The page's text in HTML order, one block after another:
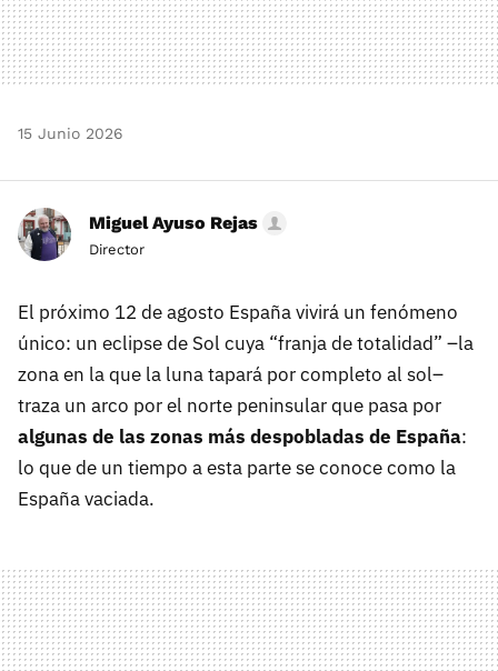
15 Junio 2026
Miguel Ayuso Rejas
Director
El próximo 12 de agosto España vivirá un fenómeno
único: un eclipse de Sol cuya “franja de totalidad” –la
zona en la que la luna tapará por completo al sol–
traza un arco por el norte peninsular que pasa por
algunas de las zonas más despobladas de España:
lo que de un tiempo a esta parte se conoce como la
España vaciada.